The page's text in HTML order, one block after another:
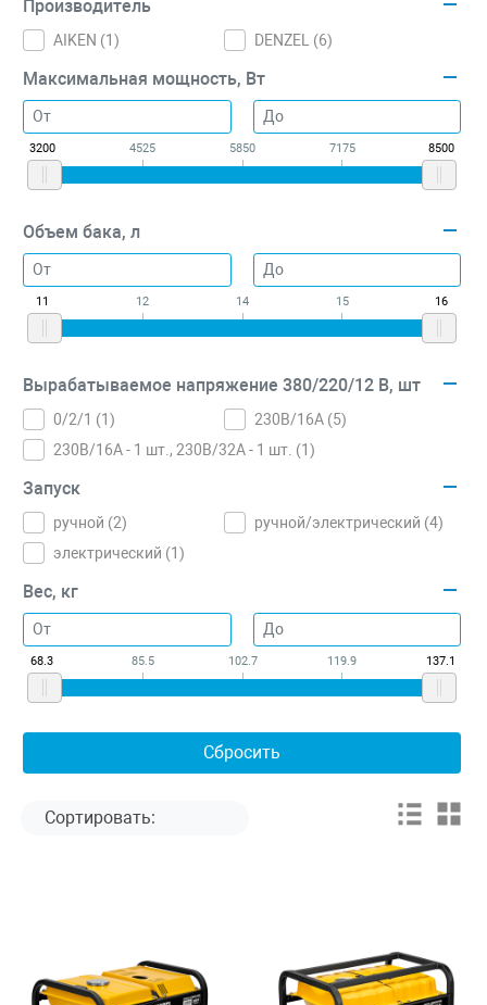
Производитель
AIKEN (1 ) DENZEL (6)
Максимальная мощность, Вт
3200 4525 5850 7175 8500
Объем бака, л
11 12 14 15 16
Вырабатываемое напряжение 380/220/12 В, шт
0/2/1 (1 ) 230В/16А (5)
230В/16А - 1 шт., 230В/32А - 1 шт. (1 )
Запуск
ручной (2) ручной/электрический (4)
электрический (1 )
Вес, кг
68.3 85.5 102.7 119.9 137.1